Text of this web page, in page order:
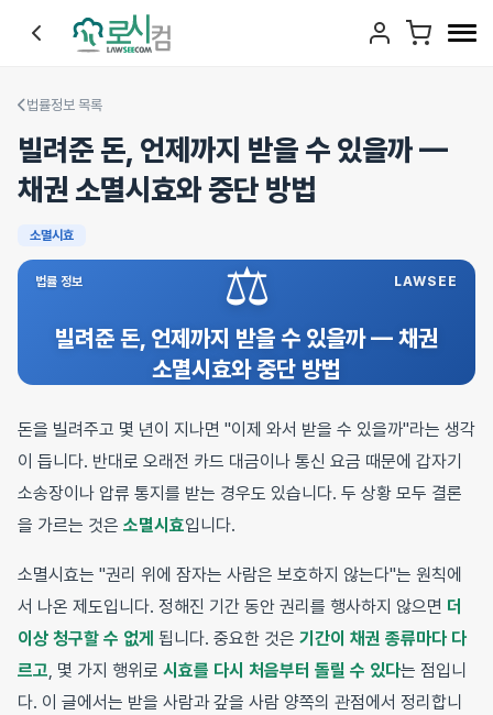
법률정보 목록
빌려준 돈, 언제까지 받을 수 있을까 —
채권 소멸시효와 중단 방법
소멸시효
법률 정보 ⚖️
빌려준 돈, 언제까지 받을 수 있을까 — 채권
소멸시효와 중단 방법
LAWSEE
돈을 빌려주고 몇 년이 지나면 "이제 와서 받을 수 있을까"라는 생각
이 듭니다. 반대로 오래전 카드 대금이나 통신 요금 때문에 갑자기
소송장이나 압류 통지를 받는 경우도 있습니다. 두 상황 모두 결론
을 가르는 것은 소멸시효입니다.
소멸시효는 "권리 위에 잠자는 사람은 보호하지 않는다"는 원칙에
서 나온 제도입니다. 정해진 기간 동안 권리를 행사하지 않으면 더
이상 청구할 수 없게 됩니다. 중요한 것은 기간이 채권 종류마다 다
르고, 몇 가지 행위로 시효를 다시 처음부터 돌릴 수 있다는 점입니
다. 이 글에서는 받을 사람과 갚을 사람 양쪽의 관점에서 정리합니